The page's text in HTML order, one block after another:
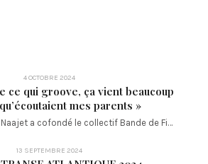
4 OCTOBRE 2024
ce qui groove, ça vient beaucoup
mes parents »
a cofondé le collectif Bande de Fi…
13 SEPTEMBRE 2024